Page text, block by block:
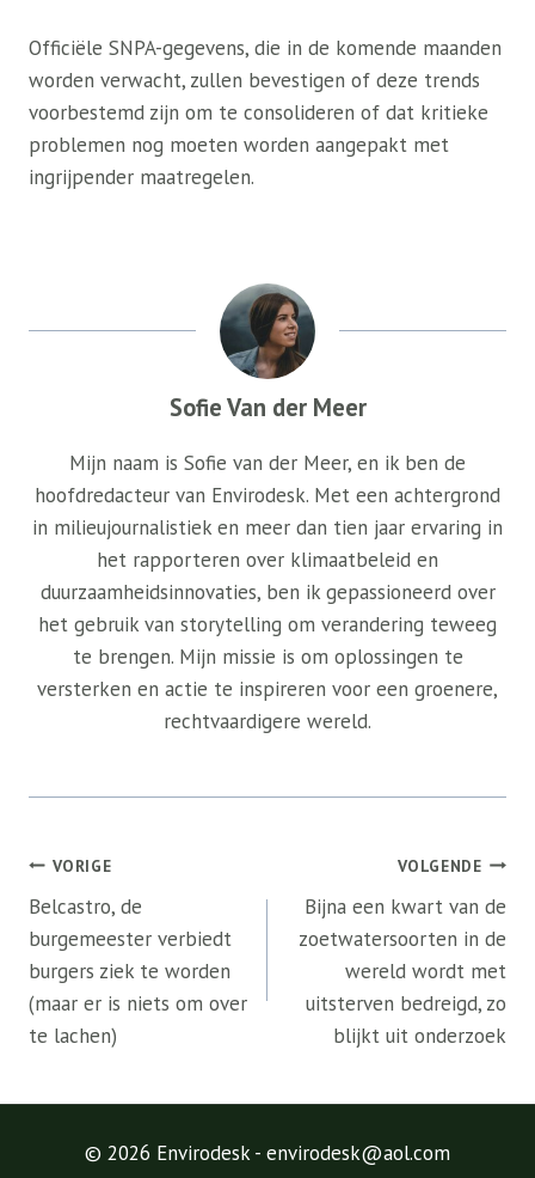
Officiële SNPA-gegevens, die in de komende maanden
worden verwacht, zullen bevestigen of deze trends
voorbestemd zijn om te consolideren of dat kritieke
problemen nog moeten worden aangepakt met
ingrijpender maatregelen.
Sofie Van der Meer
Mijn naam is Sofie van der Meer, en ik ben de
hoofdredacteur van Envirodesk. Met een achtergrond
in milieujournalistiek en meer dan tien jaar ervaring in
het rapporteren over klimaatbeleid en
duurzaamheidsinnovaties, ben ik gepassioneerd over
het gebruik van storytelling om verandering teweeg
te brengen. Mijn missie is om oplossingen te
versterken en actie te inspireren voor een groenere,
rechtvaardigere wereld.
Bericht
navigatie
VORIGE
Belcastro, de
burgemeester verbiedt
burgers ziek te worden
(maar er is niets om over
te lachen)
VOLGENDE
Bijna een kwart van de
zoetwatersoorten in de
wereld wordt met
uitsterven bedreigd, zo
blijkt uit onderzoek
© 2026 Envirodesk - envirodesk@aol.com